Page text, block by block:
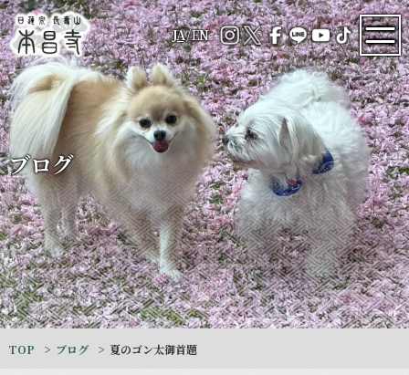
JA/EN
ブログ
TOP ブログ 夏のゴン太御首題